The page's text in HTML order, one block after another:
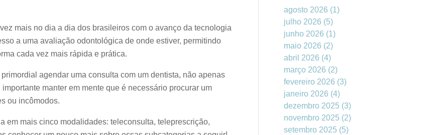
mais no dia a dia dos brasileiros com o avanço da tecnologia
a uma avaliação odontológica de onde estiver, permitindo
cada vez mais rápida e prática.
agendar uma consulta com um dentista, não apenas
manter em mente que é necessário procurar um
ou incômodos.
mais cinco modalidades: teleconsulta, teleprescrição,
agosto 2026 (1)
julho 2026 (5)
junho 2026 (1)
maio 2026 (2)
abril 2026 (4)
março 2026 (2)
fevereiro 2026 (3)
janeiro 2026 (4)
dezembro 2025 (3)
novembro 2025 (2)
setembro 2025 (5)